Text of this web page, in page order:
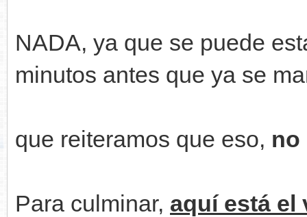
NADA, ya que se puede
minutos antes que ya se
que reiteramos que eso, no
Para culminar, aquí está el